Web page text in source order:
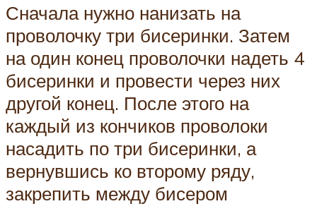
Сначала нужно нанизать на
проволочку три бисеринки. Затем
на один конец проволочки надеть 4
бисеринки и провести через них
другой конец. После этого на
каждый из кончиков проволоки
насадить по три бисеринки, а
вернувшись ко второму ряду,
закрепить между бисером